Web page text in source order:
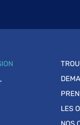
LES